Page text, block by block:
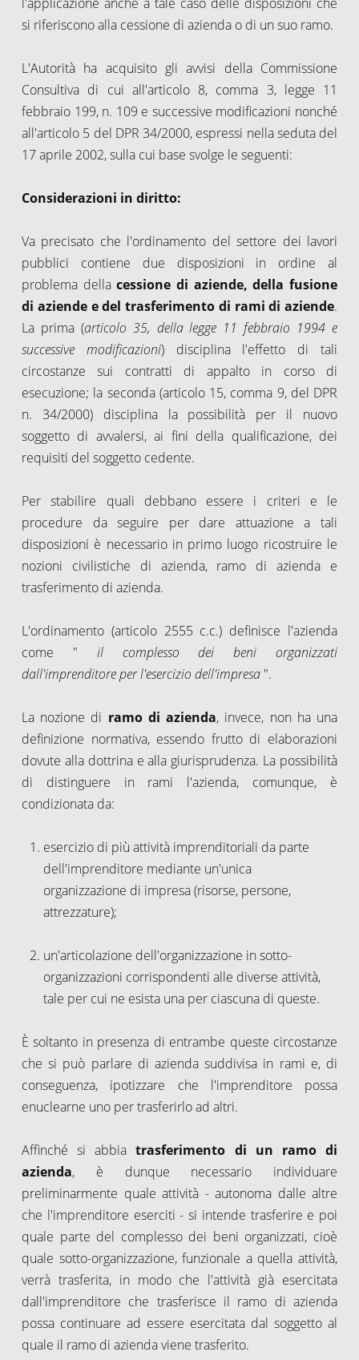
si riferiscono alla cessione di azienda o di un suo ramo.
L'Autorità ha acquisito gli avvisi della Commissione
Consultiva di cui all'articolo 8, comma 3, legge 11
febbraio 199, n. 109 e successive modificazioni nonché
all'articolo 5 del DPR 34/2000, espressi nella seduta del
17 aprile 2002, sulla cui base svolge le seguenti:
Considerazioni in diritto:
Va precisato che l'ordinamento del settore dei lavori
pubblici contiene due disposizioni in ordine al
problema dellacessione di aziende, della fusione
di aziende e del trasferimento di rami di aziende.
La prima (articolo 35, della legge 11 febbraio 1994 e
successive modificazioni) disciplina l'effetto di tali
circostanze sui contratti di appalto in corso di
esecuzione; la seconda (articolo 15, comma 9, del DPR
n. 34/2000) disciplina la possibilità per il nuovo
soggetto di avvalersi, ai fini della qualificazione, dei
requisiti del soggetto cedente.
Per stabilire quali debbano essere i criteri e le
procedure da seguire per dare attuazione a tali
disposizioni è necessario in primo luogo ricostruire le
nozioni civilistiche di azienda, ramo di azienda e
trasferimento di azienda.
L'ordinamento (articolo 2555 c.c.) definisce l'azienda
come " il complesso dei beni organizzati
dall'imprenditore per l'esercizio dell'impresa ".
La nozione di ramo di azienda, invece, non ha una
definizione normativa, essendo frutto di elaborazioni
dovute alla dottrina e alla giurisprudenza. La possibilità
di distinguere in rami l'azienda, comunque, è
condizionata da:
esercizio di più attività imprenditoriali da parte
dell'imprenditore mediante un'unica
organizzazione di impresa (risorse, persone,
attrezzature);
un'articolazione dell'organizzazione in sotto-
organizzazioni corrispondenti alle diverse attività,
tale per cui ne esista una per ciascuna di queste.
È soltanto in presenza di entrambe queste circostanze
che si può parlare di azienda suddivisa in rami e, di
conseguenza, ipotizzare che l'imprenditore possa
enuclearne uno per trasferirlo ad altri.
Affinché si abbiatrasferimento di un ramo di
azienda, è dunque necessario individuare
preliminarmente quale attività - autonoma dalle altre
che l'imprenditore eserciti - si intende trasferire e poi
quale parte del complesso dei beni organizzati, cioè
quale sotto-organizzazione, funzionale a quella attività,
verrà trasferita, in modo che l'attività già esercitata
dall'imprenditore che trasferisce il ramo di azienda
possa continuare ad essere esercitata dal soggetto al
quale il ramo di azienda viene trasferito.